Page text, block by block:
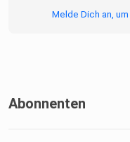
Melde Dich an,
Abonnenten